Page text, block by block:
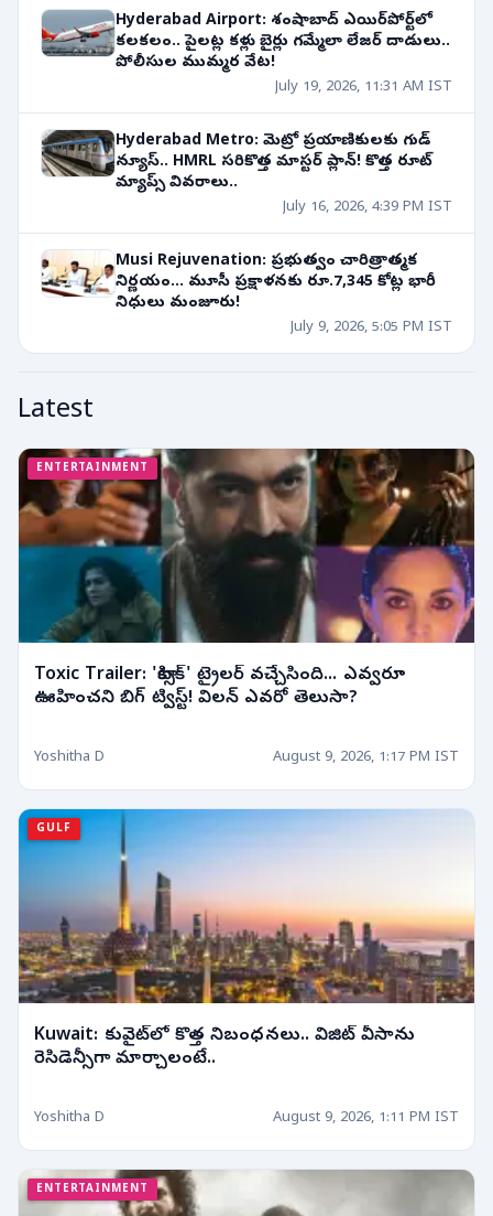
Hyderabad Airport: శంషాబాద్ ఎయిర్‌పోర్ట్‌లో
కలకలం.. పైలట్ల కళ్లు బైర్లు గమ్మేలా లేజర్ దాడులు..
పోలీసుల ముమ్మర వేట!
July 19, 2026, 11:31 AM IST
Hyderabad Metro: మెట్రో ప్రయాణికులకు గుడ్
న్యూస్.. HMRL సరికొత్త మాస్టర్ ప్లాన్! కొత్త రూట్
మ్యాప్స్ వివరాలు..
July 16, 2026, 4:39 PM IST
Musi Rejuvenation: ప్రభుత్వం చారిత్రాత్మక
నిర్ణయం... మూసీ ప్రక్షాళనకు రూ.7,345 కోట్ల భారీ
నిధులు మంజూరు!
July 9, 2026, 5:05 PM IST
Latest
ENTERTAINMENT
Toxic Trailer: 'టాక్సిక్' ట్రైలర్ వచ్చేసింది... ఎవ్వరూ
ఊహించని బిగ్ ట్విస్ట్! విలన్ ఎవరో తెలుసా?
Yoshitha D August 9, 2026, 1:17 PM IST
GULF
Kuwait: కువైట్‌లో కొత్త నిబంధనలు.. విజిట్ వీసాను
రెసిడెన్సీగా మార్చాలంటే..
Yoshitha D August 9, 2026, 1:11 PM IST
ENTERTAINMENT